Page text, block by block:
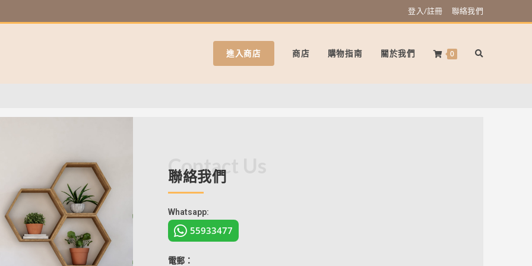
登入/註冊 聯絡我們
進入商店 商店 購物指南 關於我們 0
Contact Us
聯絡我們
Whatsapp:
55933477
電郵：